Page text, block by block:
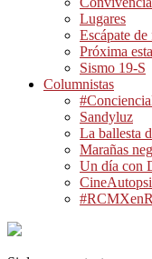
Lugares
Escápate de
Próxima
Sismo 19-S
Columnistas
Sandyluz
La ballesta
Marañas
Un día con